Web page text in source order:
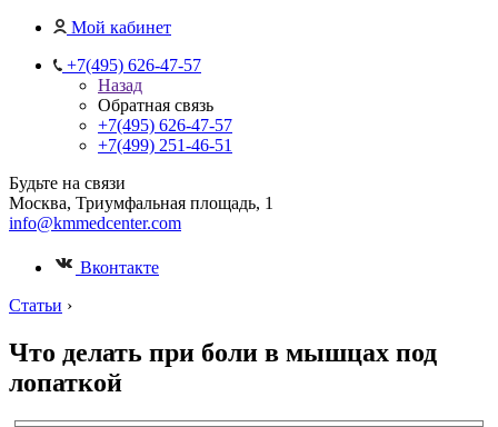
Мой кабинет
+7(495) 626-47-57
Назад
Обратная связь
+7(495) 626-47-57
+7(499) 251-46-51
Будьте на связи
Москва, Триумфальная площадь, 1
info@kmmedcenter.com
Вконтакте
Статьи ›
Что делать при боли в мышцах под
лопаткой